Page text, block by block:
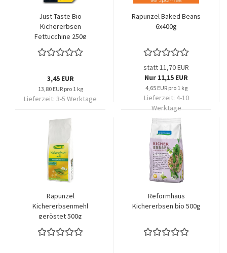
Just Taste Bio
Kichererbsen
Fettucchine 250g
3,45 EUR
13,80 EUR pro 1 kg
Lieferzeit: 3-5 Werktage
Rapunzel Baked Beans
6x400g
statt 11,70 EUR
Nur 11,15 EUR
4,65 EUR pro 1 kg
Lieferzeit: 4-10
Werktage
Rapunzel
Kichererbsenmehl
geröstet 500g
Reformhaus
Kichererbsen bio 500g